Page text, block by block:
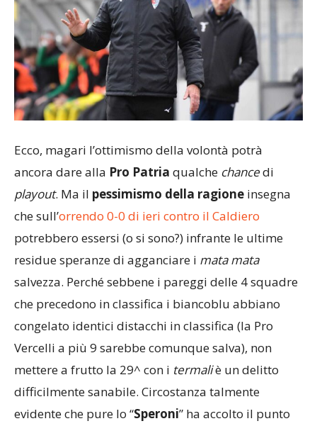
Ecco, magari l’ottimismo della volontà potrà
ancora dare alla Pro Patria qualche chancedi
playout. Ma il pessimismo della ragione insegna
che sull’orrendo 0-0 di ieri contro il Caldiero
potrebbero essersi (o si sono?) infrante le ultime
residue speranze di agganciare i mata mata
salvezza. Perché sebbene i pareggi delle 4 squadre
che precedono in classifica i biancoblu abbiano
congelato identici distacchi in classifica (la Pro
Vercelli a più 9 sarebbe comunque salva), non
mettere a frutto la 29^ con i termaliè un delitto
difficilmente sanabile. Circostanza talmente
evidente che pure lo “Speroni” ha accolto il punto